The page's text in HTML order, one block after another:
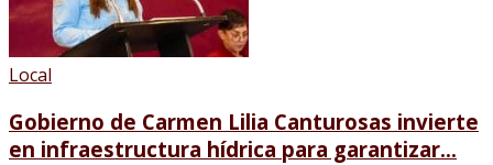
Local
Gobierno de Carmen Lilia Canturosas invierte
en infraestructura hídrica para garantizar...